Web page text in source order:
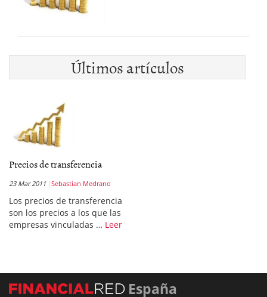
Últimos artículos
Precios de transferencia
23 Mar 2011 Sebastian Medrano
Los precios de transferencia
son los precios a los que las
empresas vinculadas … Leer
España